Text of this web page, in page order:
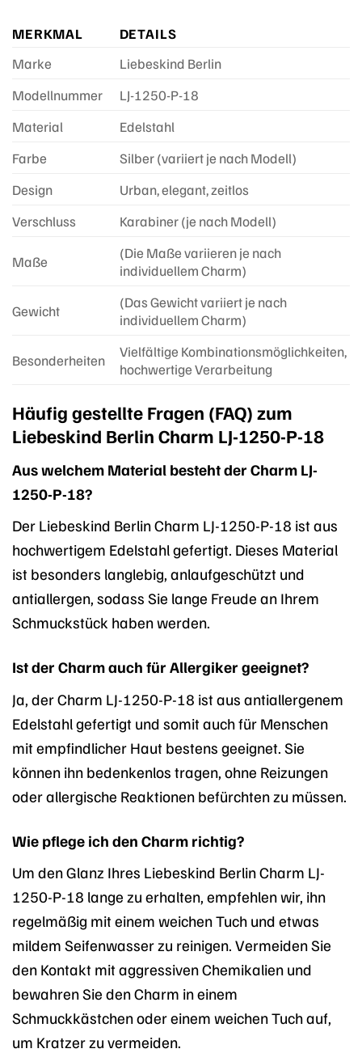
MERKMAL
DETAILS
Marke
Liebeskind Berlin
Modellnummer
LJ-1250-P-18
Material
Edelstahl
Farbe
Silber (variiert je nach Modell)
Design
Urban, elegant, zeitlos
Verschluss
Karabiner (je nach Modell)
Maße
(Die Maße variieren je nach
individuellem Charm)
Gewicht
(Das Gewicht variiert je nach
individuellem Charm)
Besonderheiten
Vielfältige Kombinationsmöglichkeiten,
hochwertige Verarbeitung
Häufig gestellte Fragen (FAQ) zum
Liebeskind Berlin Charm LJ-1250-P-18
Aus welchem Material besteht der Charm LJ-
1250-P-18?
Der Liebeskind Berlin Charm LJ-1250-P-18 ist aus
hochwertigem Edelstahl gefertigt. Dieses Material
ist besonders langlebig, anlaufgeschützt und
antiallergen, sodass Sie lange Freude an Ihrem
Schmuckstück haben werden.
Ist der Charm auch für Allergiker geeignet?
Ja, der Charm LJ-1250-P-18 ist aus antiallergenem
Edelstahl gefertigt und somit auch für Menschen
mit empfindlicher Haut bestens geeignet. Sie
können ihn bedenkenlos tragen, ohne Reizungen
oder allergische Reaktionen befürchten zu müssen.
Wie pflege ich den Charm richtig?
Um den Glanz Ihres Liebeskind Berlin Charm LJ-
1250-P-18 lange zu erhalten, empfehlen wir, ihn
regelmäßig mit einem weichen Tuch und etwas
mildem Seifenwasser zu reinigen. Vermeiden Sie
den Kontakt mit aggressiven Chemikalien und
bewahren Sie den Charm in einem
Schmuckkästchen oder einem weichen Tuch auf,
um Kratzer zu vermeiden.